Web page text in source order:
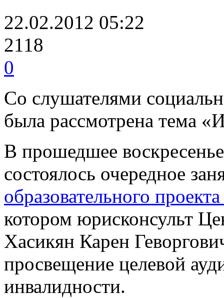
22.02.2012 05:22
2118
0
Со слушателями
была рассмотрена тема
В прошедшее
состоялось очередное
образовательного
котором юрисконсульт
Хасикян Карен
просвещение целевой
инвалидности.